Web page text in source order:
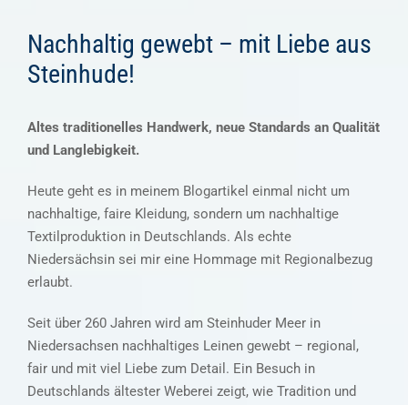
Nachhaltig gewebt – mit Liebe aus
Steinhude!
Altes traditionelles Handwerk, neue Standards an Qualität
und Langlebigkeit.
Heute geht es in meinem Blogartikel einmal nicht um
nachhaltige, faire Kleidung, sondern um nachhaltige
Textilproduktion in Deutschlands. Als echte
Niedersächsin sei mir eine Hommage mit Regionalbezug
erlaubt.
Seit über 260 Jahren wird am Steinhuder Meer in
Niedersachsen nachhaltiges Leinen gewebt – regional,
fair und mit viel Liebe zum Detail. Ein Besuch in
Deutschlands ältester Weberei zeigt, wie Tradition und